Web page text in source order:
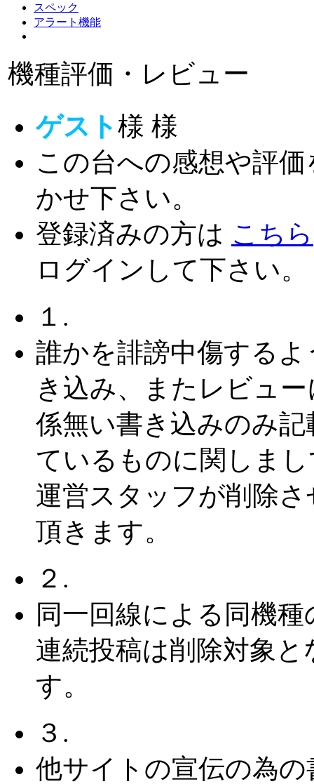
スペック
アラート機能
機種評価・レビュー
ゲスト様 様
この台への感想や評価
かせ下さい。
登録済みの方は こちら
ログインして下さい。
１.
誰かを誹謗中傷するよ
き込み、またレビュー
係無い書き込みのみ記
ているものに関しま
運営スタッフが削除さ
頂きます。
２.
同一回線による同機種
連続投稿は削除対象と
す。
３.
他サイトの宣伝の為の